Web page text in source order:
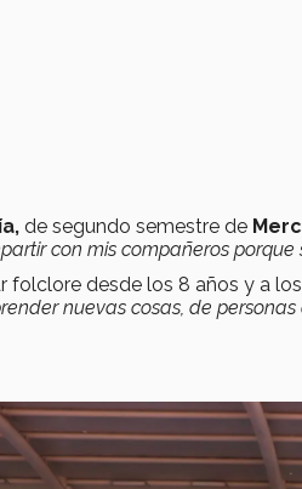
de segundo semestre de
con mis compañeros
folclore desde los 8 años y a los
nuevas cosas, de personas